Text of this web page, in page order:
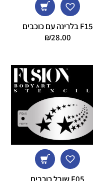
F15 בלרינה עם כוכבים
₪28.00